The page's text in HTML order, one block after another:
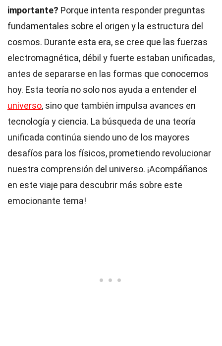
importante? Porque intenta responder preguntas
fundamentales sobre el origen y la estructura del
cosmos. Durante esta era, se cree que las fuerzas
electromagnética, débil y fuerte estaban unificadas,
antes de separarse en las formas que conocemos
hoy. Esta teoría no solo nos ayuda a entender el
universo, sino que también impulsa avances en
tecnología y ciencia. La búsqueda de una teoría
unificada continúa siendo uno de los mayores
desafíos para los físicos, prometiendo revolucionar
nuestra comprensión del universo. ¡Acompáñanos
en este viaje para descubrir más sobre este
emocionante tema!